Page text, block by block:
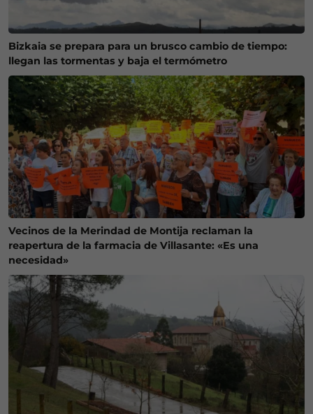
Bizkaia se prepara para un brusco cambio de tiempo:
llegan las tormentas y baja el termómetro
Vecinos de la Merindad de Montija reclaman la
reapertura de la farmacia de Villasante: «Es una
necesidad»